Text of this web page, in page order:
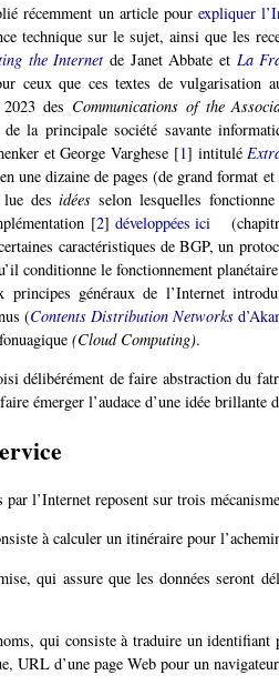
récemment un article pourexpliquer
technique sur le sujet, ainsi que les
the Internetde Janet Abbate et La
ceux que ces textes de vulgarisation
des Communications of the
la principale société savante
et George Varghese[1] intitulé
une dizaine de pages (de grand format
lue desidées selon lesquelles
[2] développées ici
caractéristiques de BGP, un
conditionne le fonctionnement
principes généraux de l’Internet
(Contents Distribution Networks
(Cloud Computing).
délibérément de faire abstraction du
émerger l’audace d’une idée
par l’Internet reposent sur trois
à calculer un itinéraire pour
qui assure que les données seront
qui consiste à traduire un identifiant
URL d’une page Web pour un